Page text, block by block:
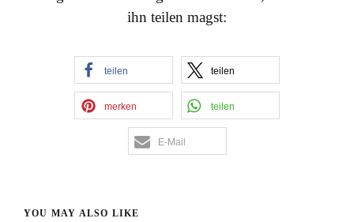
ihn teilen magst:
teilen teilen
merken teilen
E-Mail
YOU MAY ALSO LIKE